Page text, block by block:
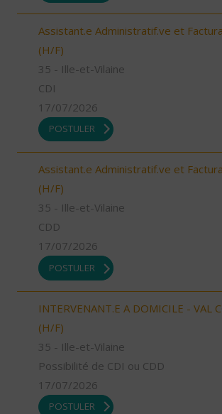
Assistant.e Administratif.ve et
(H/F)
35 - Ille-et-Vilaine
CDI
17/07/2026
POSTULER
Assistant.e Administratif.ve et
(H/F)
35 - Ille-et-Vilaine
CDD
17/07/2026
POSTULER
INTERVENANT.E A DOMICILE - VAL
(H/F)
35 - Ille-et-Vilaine
Possibilité de CDI ou CDD
17/07/2026
POSTULER